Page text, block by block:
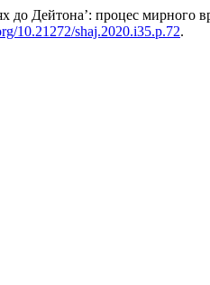
Дейтона’: процес мирного
10.21272/shaj.2020.i35.p.72.